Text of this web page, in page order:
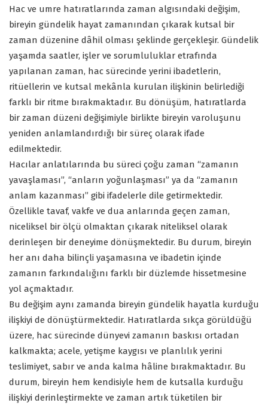
Hac ve umre hatıratlarında zaman algısındaki değişim,
bireyin gündelik hayat zamanından çıkarak kutsal bir
zaman düzenine dâhil olması şeklinde gerçekleşir. Gündelik
yaşamda saatler, işler ve sorumluluklar etrafında
yapılanan zaman, hac sürecinde yerini ibadetlerin,
ritüellerin ve kutsal mekânla kurulan ilişkinin belirlediği
farklı bir ritme bırakmaktadır. Bu dönüşüm, hatıratlarda
bir zaman düzeni değişimiyle birlikte bireyin varoluşunu
yeniden anlamlandırdığı bir süreç olarak ifade
edilmektedir.
Hacılar anlatılarında bu süreci çoğu zaman “zamanın
yavaşlaması”, “anların yoğunlaşması” ya da “zamanın
anlam kazanması” gibi ifadelerle dile getirmektedir.
Özellikle tavaf, vakfe ve dua anlarında geçen zaman,
niceliksel bir ölçü olmaktan çıkarak niteliksel olarak
derinleşen bir deneyime dönüşmektedir. Bu durum, bireyin
her anı daha bilinçli yaşamasına ve ibadetin içinde
zamanın farkındalığını farklı bir düzlemde hissetmesine
yol açmaktadır.
Bu değişim aynı zamanda bireyin gündelik hayatla kurduğu
ilişkiyi de dönüştürmektedir. Hatıratlarda sıkça görüldüğü
üzere, hac sürecinde dünyevi zamanın baskısı ortadan
kalkmakta; acele, yetişme kaygısı ve planlılık yerini
teslimiyet, sabır ve anda kalma hâline bırakmaktadır. Bu
durum, bireyin hem kendisiyle hem de kutsalla kurduğu
ilişkiyi derinleştirmekte ve zaman artık tüketilen bir